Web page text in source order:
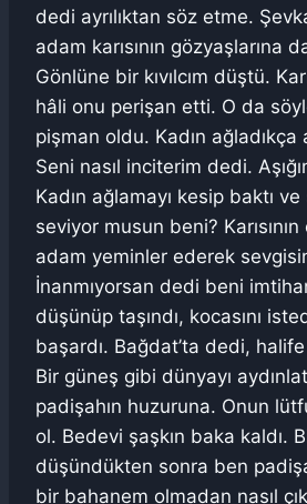
dedi ayrılıktan söz etme.
adam karısının gözyaşlarına
Gönlüne bir kıvılcım düştü.
hâli onu perişan etti. O da
pişman oldu. Kadın
Seni nasıl inciterim dedi.
Kadın ağlamayı kesip baktı
seviyor musun beni?
adam yeminler ederek
İnanmıyorsan dedi beni
düşünüp taşındı, kocasını
başardı. Bağdat’ta dedi,
Bir güneş gibi dünyayı
padişahın huzuruna. Onun
ol. Bedevi şaşkın baka kaldı.
düşündükten sonra ben
bir bahanem olmadan nasıl